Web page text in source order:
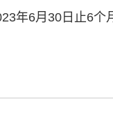
年6月30日止6